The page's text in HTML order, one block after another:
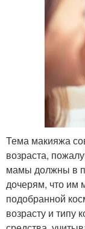
Тема макияжа
возраста,
мамы должны в
дочерям, что им
подобранной
возрасту и типу